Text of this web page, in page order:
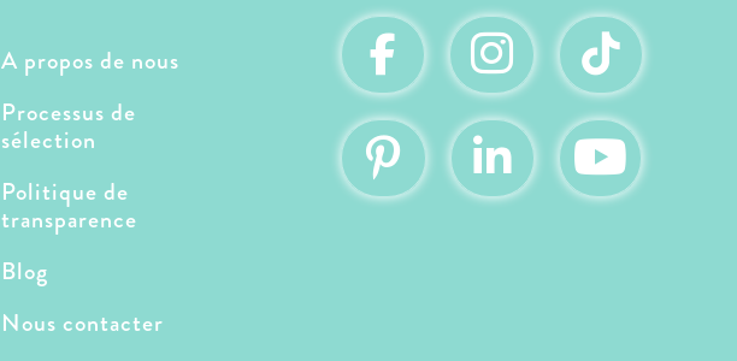
A propos de nous
Processus de
sélection
Politique de
transparence
Blog
Nous contacter